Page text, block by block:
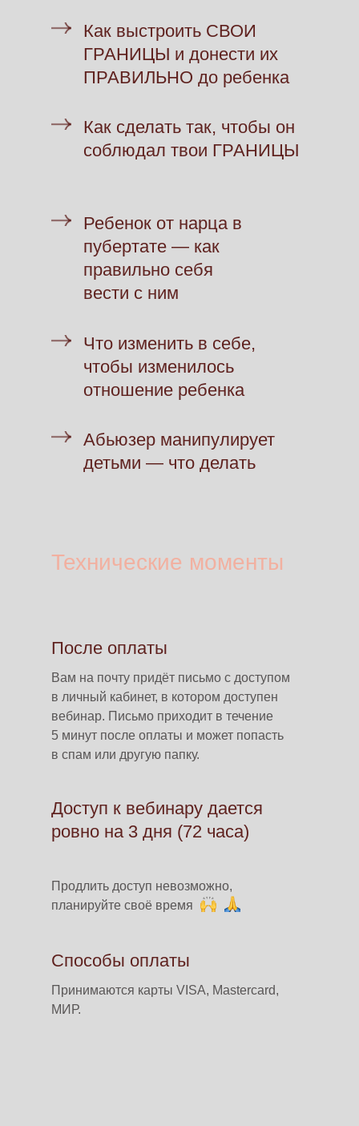
Как выстроить СВОИ
ГРАНИЦЫ и донести их
ПРАВИЛЬНО до ребенка
Как сделать так, чтобы он
соблюдал твои ГРАНИЦЫ
Ребенок от нарца в
пубертате — как
правильно себя
вести с ним
Что изменить в себе,
чтобы изменилось
отношение ребенка
Абьюзер манипулирует
детьми — что делать
Технические моменты
Вам на почту придёт письмо с доступом
в личный кабинет, в котором доступен
вебинар. Письмо приходит в течение
5 минут после оплаты и может попасть
в спам или другую папку.
После оплаты
Доступ к вебинару дается
ровно на 3 дня (72 часа)
Способы оплаты
Принимаются карты VISA, Mastercard,
МИР.
Продлить доступ невозможно,
планируйте своё время